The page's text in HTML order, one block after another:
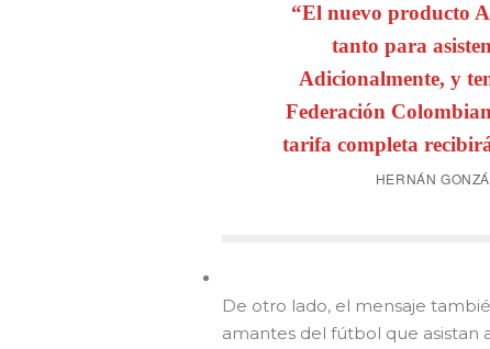
“El nuevo producto
tanto para
Adicionalmente, y
Federación
tarifa completa
HERNÁN
De otro lado, el mensaje
amantes del fútbol que asistan